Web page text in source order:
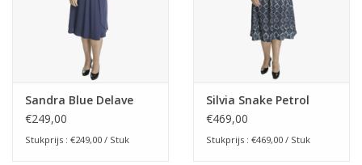
Sandra Blue Delave
€249,00
Stukprijs : €249,00 / Stuk
Silvia Snake Petrol
€469,00
Stukprijs : €469,00 / Stuk